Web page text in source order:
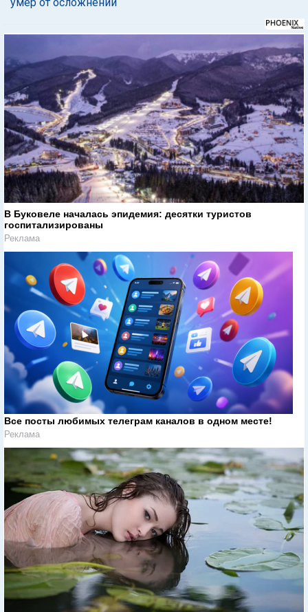
В Буковеле началась эпидемия: десятки туристов
госпитализированы
Реклама
Все посты любимых телеграм каналов в одном месте!
Реклама